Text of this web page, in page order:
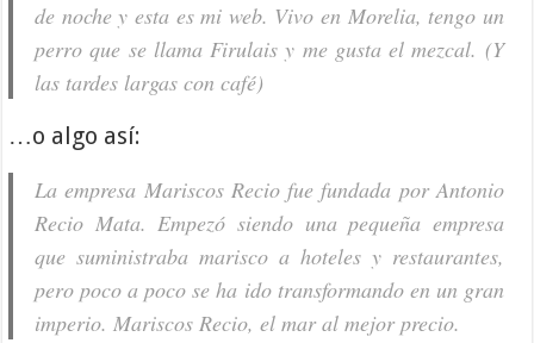
de noche y esta es mi web. Vivo en Morelia, tengo un
perro que se llama Firulais y me gusta el mezcal. (Y
las tardes largas con café)
…o algo así:
La empresa Mariscos Recio fue fundada por Antonio
Recio Mata. Empezó siendo una pequeña empresa
que suministraba marisco a hoteles y restaurantes,
pero poco a poco se ha ido transformando en un gran
imperio. Mariscos Recio, el mar al mejor precio.